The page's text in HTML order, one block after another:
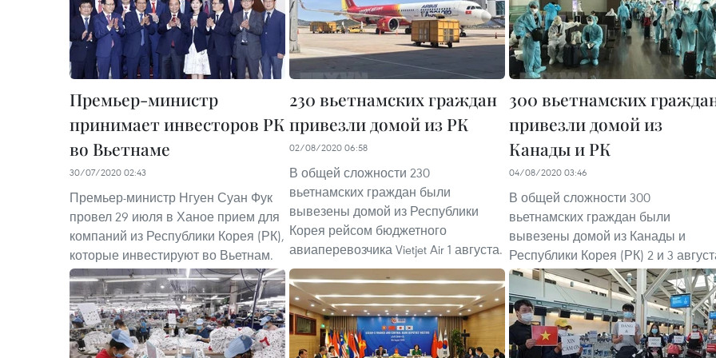
Премьер-министр
принимает инвесторов РК
во Вьетнаме
30/07/2020 02:43
Премьер-министр Нгуен Суан Фук
провел 29 июля в Ханое прием для
компаний из Республики Корея (РК),
которые инвестируют во Вьетнам.
230 вьетнамских граждан
привезли домой из РК
02/08/2020 06:58
В общей сложности 230
вьетнамских граждан были
вывезены домой из Республики
Корея рейсом бюджетного
авиаперевозчика Vietjet Air 1 августа.
300 вьетнамских
привезли домой из
Канады и РК
04/08/2020 03:46
В общей сложности 300
вьетнамских граждан были
вывезены домой из Канады и
Республики Корея (РК) 2 и 3